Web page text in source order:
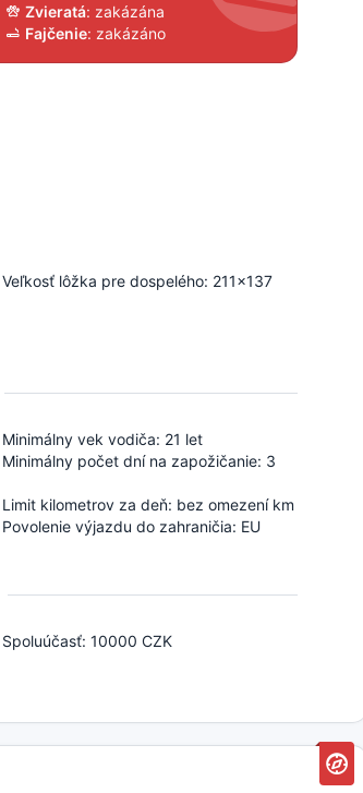
Zvieratá: zakázána
Fajčenie: zakázáno
Veľkosť lôžka pre dospelého: 211x137
Minimálny vek vodiča: 21 let
Minimálny počet dní na zapožičanie: 3
Limit kilometrov za deň: bez omezení km
Povolenie výjazdu do zahraničia: EU
Spoluúčasť: 10000 CZK